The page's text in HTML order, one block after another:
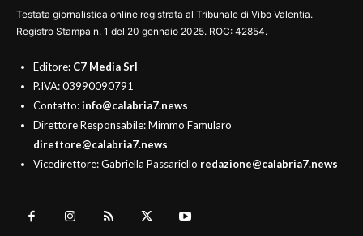
Testata giornalistica online registrata al Tribunale di Vibo Valentia.
Registro Stampa n. 1 del 20 gennaio 2025. ROC: 42854.
Editore: C7 Media Srl
P.IVA: 03990090791
Contatto:info@calabria7.news
Direttore Responsabile: Mimmo Famularo
direttore@calabria7.news
Vicedirettore: Gabriella Passariello redazione@calabria7.news